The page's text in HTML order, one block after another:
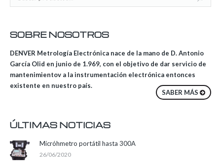
SOBRE NOSOTROS
DENVER Metrología Electrónica nace de la mano de D. Antonio
García Olid en junio de 1.969, con el objetivo de dar servicio de
mantenimientov a la instrumentación electrónica entonces
existente en nuestro país.
SABER MÁS
ÚLTIMAS NOTICIAS
Micróhmetro portátil hasta 300A
26/06/2020